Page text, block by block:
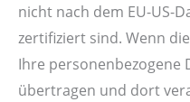
nicht nach dem EU-US-
zertifiziert sind. Wenn
Ihre personenbezogene
übertragen und dort